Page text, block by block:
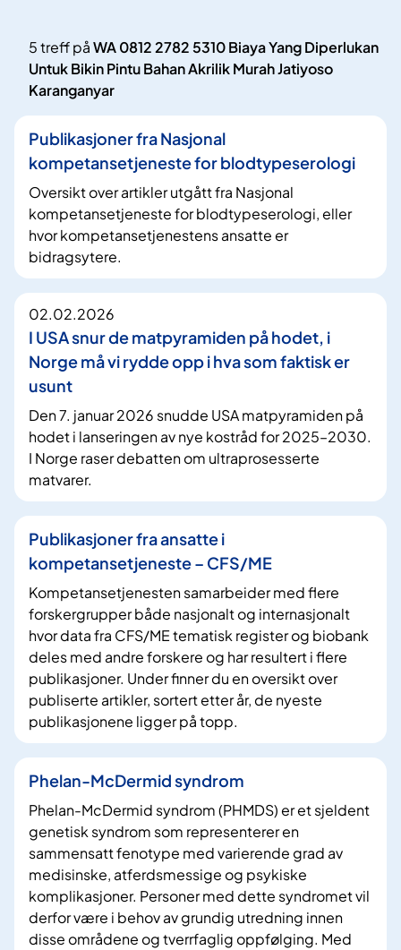
5 treff påWA 0812 2782 5310 Biaya Yang Diperlukan
Untuk Bikin Pintu Bahan Akrilik Murah Jatiyoso
Karanganyar
Publikasjoner fra Nasjonal
kompetansetjeneste for blodtypeserologi
Oversikt over artikler utgått fra Nasjonal
kompetansetjeneste for blodtypeserologi, eller
hvor kompetansetjenestens ansatte er
bidragsytere.
02.02.2026
I USA snur de matpyramiden på hodet, i
Norge må vi rydde opp i hva som faktisk er
usunt
Den 7. januar 2026 snudde USA matpyramiden på
hodet i lanseringen av nye kostråd for 2025–2030.
I Norge raser debatten om ultraprosesserte
matvarer.
Publikasjoner fra ansatte i
kompetansetjeneste – CFS/ME
Kompetansetjenesten samarbeider med flere
forskergrupper både nasjonalt og internasjonalt
hvor data fra CFS/ME tematisk register og biobank
deles med andre forskere og har resultert i flere
publikasjoner. Under finner du en oversikt over
publiserte artikler, sortert etter år, de nyeste
publikasjonene ligger på topp.
Phelan-McDermid syndrom
Phelan-McDermid syndrom (PHMDS) er et sjeldent
genetisk syndrom som representerer en
sammensatt fenotype med varierende grad av
medisinske, atferdsmessige og psykiske
komplikasjoner. Personer med dette syndromet vil
derfor være i behov av grundig utredning innen
disse områdene og tverrfaglig oppfølging. Med